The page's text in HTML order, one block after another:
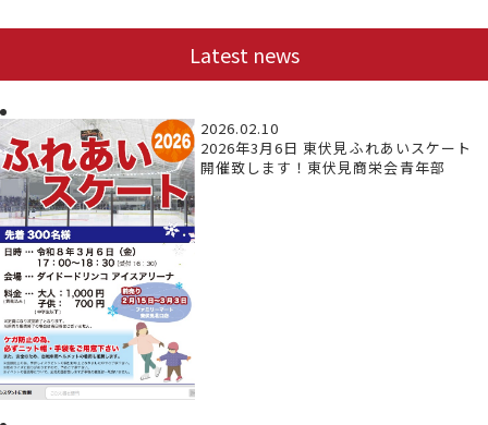
Latest news
2026.02.10
2026年3月6日 東伏見ふれあいスケート
開催致します！東伏見商栄会青年部